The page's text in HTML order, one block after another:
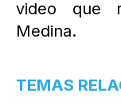
video que
Medina.
TEMAS